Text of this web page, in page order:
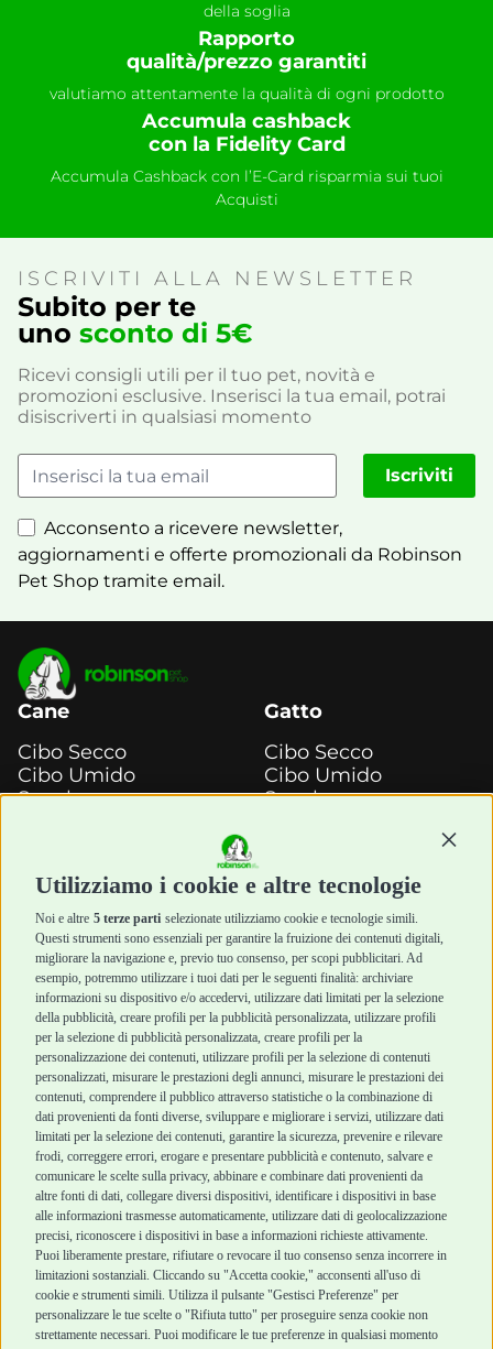
Utilizziamo i cookie e altre tecnologie
Noi e altre 5 terze parti selezionate utilizziamo cookie e tecnologie simili.
Questi strumenti sono essenziali per garantire la fruizione dei contenuti digitali,
migliorare la navigazione e, previo tuo consenso, per scopi pubblicitari. Ad
esempio, potremmo utilizzare i tuoi dati per le seguenti finalità: archiviare
informazioni su dispositivo e/o accedervi, utilizzare dati limitati per la selezione
della pubblicità, creare profili per la pubblicità personalizzata, utilizzare profili
per la selezione di pubblicità personalizzata, creare profili per la
personalizzazione dei contenuti, utilizzare profili per la selezione di contenuti
personalizzati, misurare le prestazioni degli annunci, misurare le prestazioni dei
contenuti, comprendere il pubblico attraverso statistiche o la combinazione di
dati provenienti da fonti diverse, sviluppare e migliorare i servizi, utilizzare dati
limitati per la selezione dei contenuti, garantire la sicurezza, prevenire e rilevare
frodi, correggere errori, erogare e presentare pubblicità e contenuto, salvare e
comunicare le scelte sulla privacy, abbinare e combinare dati provenienti da
altre fonti di dati, collegare diversi dispositivi, identificare i dispositivi in base
alle informazioni trasmesse automaticamente, utilizzare dati di geolocalizzazione
precisi, riconoscere i dispositivi in base a informazioni richieste attivamente.
Puoi liberamente prestare, rifiutare o revocare il tuo consenso senza incorrere in
limitazioni sostanziali. Cliccando su "Accetta cookie," acconsenti all'uso di
cookie e strumenti simili. Utilizza il pulsante "Gestisci Preferenze" per
personalizzare le tue scelte o "Rifiuta tutto" per proseguire senza cookie non
strettamente necessari. Puoi modificare le tue preferenze in qualsiasi momento
della soglia
Rapporto
qualità/prezzo garantiti
valutiamo attentamente la qualità di ogni prodotto
Accumula cashback
con la Fidelity Card
Accumula Cashback con l’E-Card risparmia sui tuoi
Acquisti
ISCRIVITI ALLA NEWSLETTER
Subito per te
uno sconto di 5€
Ricevi consigli utili per il tuo pet, novità e
promozioni esclusive. Inserisci la tua email, potrai
disiscriverti in qualsiasi momento
Acconsento a ricevere newsletter,
aggiornamenti e offerte promozionali da Robinson
Pet Shop tramite email.
Iscriviti
Cane
Cibo Secco
Cibo Umido
Snack e
Igiene e Pulizia
Accessori
Cani Mini
Top Quality
Gatto
Cibo Secco
Cibo Umido
Snack e
Igiene e Pulizia
Accessori
Top Quality
Robinson Pet Shop
Chi siamo
Punti vendita
Marchi
Blog
Assistenza Robinson
Pet Shop
Offerte
Promozioni
Recensioni Feedaty
Acquisti sicuri
Termini e condizioni
di vendita
Cashback
Metodi di
pagamento
Recesso e Reso
Spedizioni
Robinson Pet Shop S.r.l.